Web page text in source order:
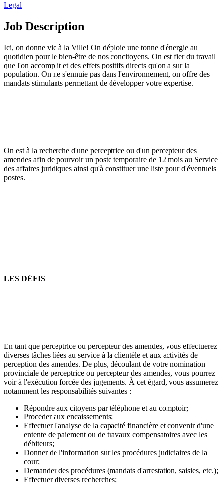
Legal
Job Description
Ici, on donne vie à la Ville! On déploie une tonne d'énergie au
quotidien pour le bien-être de nos concitoyens. On est fier du travail
que l'on accomplit et des effets positifs directs qu'on a sur la
population. On ne s'ennuie pas dans l'environnement, on offre des
mandats stimulants permettant de développer votre expertise.
On est à la recherche d'une perceptrice ou d'un percepteur des
amendes afin de pourvoir un poste temporaire de 12 mois au Service
des affaires juridiques ainsi qu'à constituer une liste pour d'éventuels
postes.
LES DÉFIS
En tant que perceptrice ou percepteur des amendes, vous effectuerez
diverses tâches liées au service à la clientèle et aux activités de
perception des amendes. De plus, découlant de votre nomination
provinciale de perceptrice ou percepteur des amendes, vous pourrez
voir à l'exécution forcée des jugements. À cet égard, vous assumerez
notamment les responsabilités suivantes :
Répondre aux citoyens par téléphone et au comptoir;
Procéder aux encaissements;
Effectuer l'analyse de la capacité financière et convenir d'une
entente de paiement ou de travaux compensatoires avec les
débiteurs;
Donner de l'information sur les procédures judiciaires de la
cour;
Demander des procédures (mandats d'arrestation, saisies, etc.);
Effectuer diverses recherches;